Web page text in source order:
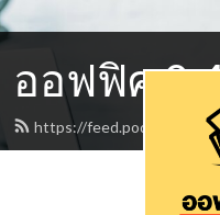
ออฟฟิศ
https://